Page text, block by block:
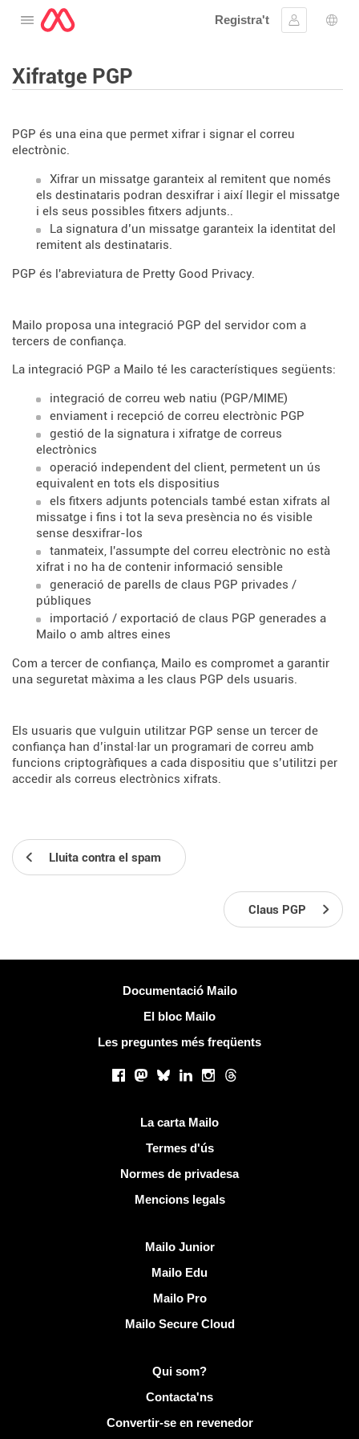
Obre el menú
Registra't
Inicia la
Xifratge PGP
PGP és una eina que permet xifrar i signar el correu
electrònic.
Xifrar un missatge garanteix al remitent que només
els destinataris podran desxifrar i així llegir el missatge
i els seus possibles fitxers adjunts..
La signatura d’un missatge garanteix la identitat del
remitent als destinataris.
PGP és l'abreviatura de Pretty Good Privacy.
Mailo proposa una integració PGP del servidor com a
tercers de confiança.
La integració PGP a Mailo té les característiques següents:
integració de correu web natiu (PGP/MIME)
enviament i recepció de correu electrònic PGP
gestió de la signatura i xifratge de correus
electrònics
operació independent del client, permetent un ús
equivalent en tots els dispositius
els fitxers adjunts potencials també estan xifrats al
missatge i fins i tot la seva presència no és visible
sense desxifrar-los
tanmateix, l'assumpte del correu electrònic no està
xifrat i no ha de contenir informació sensible
generació de parells de claus PGP privades /
públiques
importació / exportació de claus PGP generades a
Mailo o amb altres eines
Com a tercer de confiança, Mailo es compromet a garantir
una seguretat màxima a les claus PGP dels usuaris.
Els usuaris que vulguin utilitzar PGP sense un tercer de
confiança han d’instal·lar un programari de correu amb
funcions criptogràfiques a cada dispositiu que s’utilitzi per
accedir als correus electrònics xifrats.
Lluita contra el spam
Claus PGP
Documentació Mailo
El bloc Mailo
Les preguntes més freqüents
Facebook
Mastodon
BlueskyLinkedInInstagram
Threads
La carta Mailo
Termes d'ús
Normes de privadesa
Mencions legals
Mailo Junior
Mailo Edu
Mailo Pro
Mailo Secure Cloud
Més informació sobre MailoQui som?
Contacta'ns
Convertir-se en revenedor